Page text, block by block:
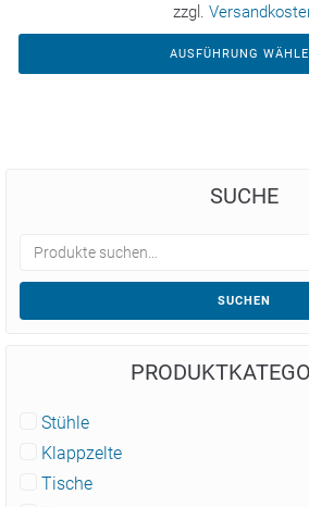
zzgl.
AUSFÜHRUNG
SUCHE
SUCHEN
Stühle
Klappzelte
Tische